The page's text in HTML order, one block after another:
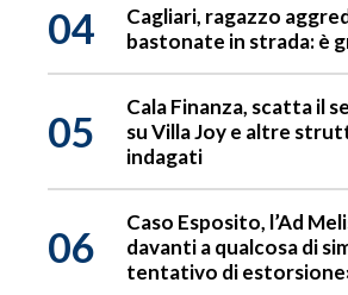
04
Cagliari, ragazzo
bastonate in strada: è
05
Cala Finanza, scatta il
su Villa Joy e altre
indagati
06
Caso Esposito, l’Ad
davanti a qualcosa di
tentativo di